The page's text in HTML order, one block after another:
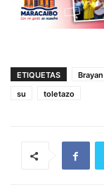
ETIQUETAS Brayan
su
toletazo